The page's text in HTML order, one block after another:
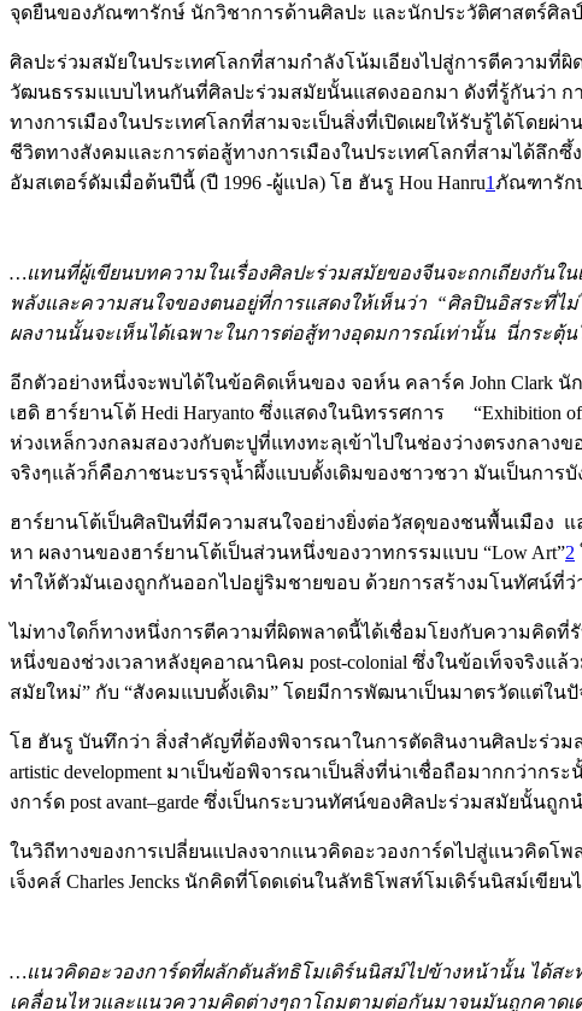
จุดยืนของภัณฑารักษ์ นักวิชาการด้านศิลปะ และนักประวัติศาสตร์ศิ
ศิลปะร่วมสมัยในประเทศโลกที่สามกำลังโน้มเอียงไปสู่การตีความที่
วัฒนธรรมแบบไหนกันที่ศิลปะร่วมสมัยนั้นแสดงออกมา ดังที่รู้กันว่า ก
ทางการเมืองในประเทศโลกที่สามจะเป็นสิ่งที่เปิดเผยให้รับรู้ได้โด
ชีวิตทางสังคมและการต่อสู้ทางการเมืองในประเทศโลกที่สามได้ลึก
อัมสเตอร์ดัมเมื่อต้นปีนี้ (ปี 1996 -ผู้แปล) โฮ ฮันรู Hou Hanru1ภัณฑารัก
…แทนที่ผู้เขียนบทความในเรื่องศิลปะร่วมสมัยของจีนจะถกเถียงกัน
พลังและความสนใจของตนอยู่ที่การแสดงให้เห็นว่า “ศิลปินอิสระที่ไ
ผลงานนั้นจะเห็นได้เฉพาะในการต่อสู้ทางอุดมการณ์เท่านั้น นี่กระ
อีกตัวอย่างหนึ่งจะพบได้ในข้อคิดเห็นของ จอห์น คลาร์ค John Clark
เฮดิ ฮาร์ยานโต้ Hedi Haryanto ซึ่งแสดงในนิทรรศการ “Exhibition
ห่วงเหล็กวงกลมสองวงกับตะปูที่แทงทะลุเข้าไปในช่องว่างตรงกลา
จริงๆแล้วก็คือภาชนะบรรจุน้ำผึ้งแบบดั้งเดิมของชาวชวา มันเป็นกา
ฮาร์ยานโต้เป็นศิลปินที่มีความสนใจอย่างยิ่งต่อวัสดุของชนพื้นเมือง
หา ผลงานของฮาร์ยานโต้เป็นส่วนหนึ่งของวาทกรรมแบบ “Low Art”2
ทำให้ตัวมันเองถูกกันออกไปอยู่ริมชายขอบ ด้วยการสร้างมโนทัศน์ที่ว่
ไม่ทางใดก็ทางหนึ่งการตีความที่ผิดพลาดนี้ได้เชื่อมโยงกับความคิดที่
หนึ่งของช่วงเวลาหลังยุคอาณานิคม post-colonial ซึ่งในข้อเท็จจริง
สมัยใหม่” กับ “สังคมแบบดั้งเดิม” โดยมีการพัฒนาเป็นมาตรวัดแต่ใ
โฮ ฮันรู บันทึกว่า สิ่งสำคัญที่ต้องพิจารณาในการตัดสินงานศิลปะร่วม
artistic development มาเป็นข้อพิจารณาเป็นสิ่งที่น่าเชื่อถือมากกว่าก
งการ์ด post avant–garde ซึ่งเป็นกระบวนทัศน์ของศิลปะร่วมสมัยนั้น
ในวิถีทางของการเปลี่ยนแปลงจากแนวคิดอะวองการ์ดไปสู่แนวคิ
เจ็งคส์ Charles Jencks นักคิดที่โดดเด่นในลัทธิโพสท์โมเดิร์นนิสม์เขียน
…แนวคิดอะวองการ์ดที่ผลักดันลัทธิโมเดิร์นนิสม์ไปข้างหน้านั้น ได้ส
เคลื่อนไหวและแนวความคิดต่างๆถาโถมตามต่อกันมาจนมันถูกคาด